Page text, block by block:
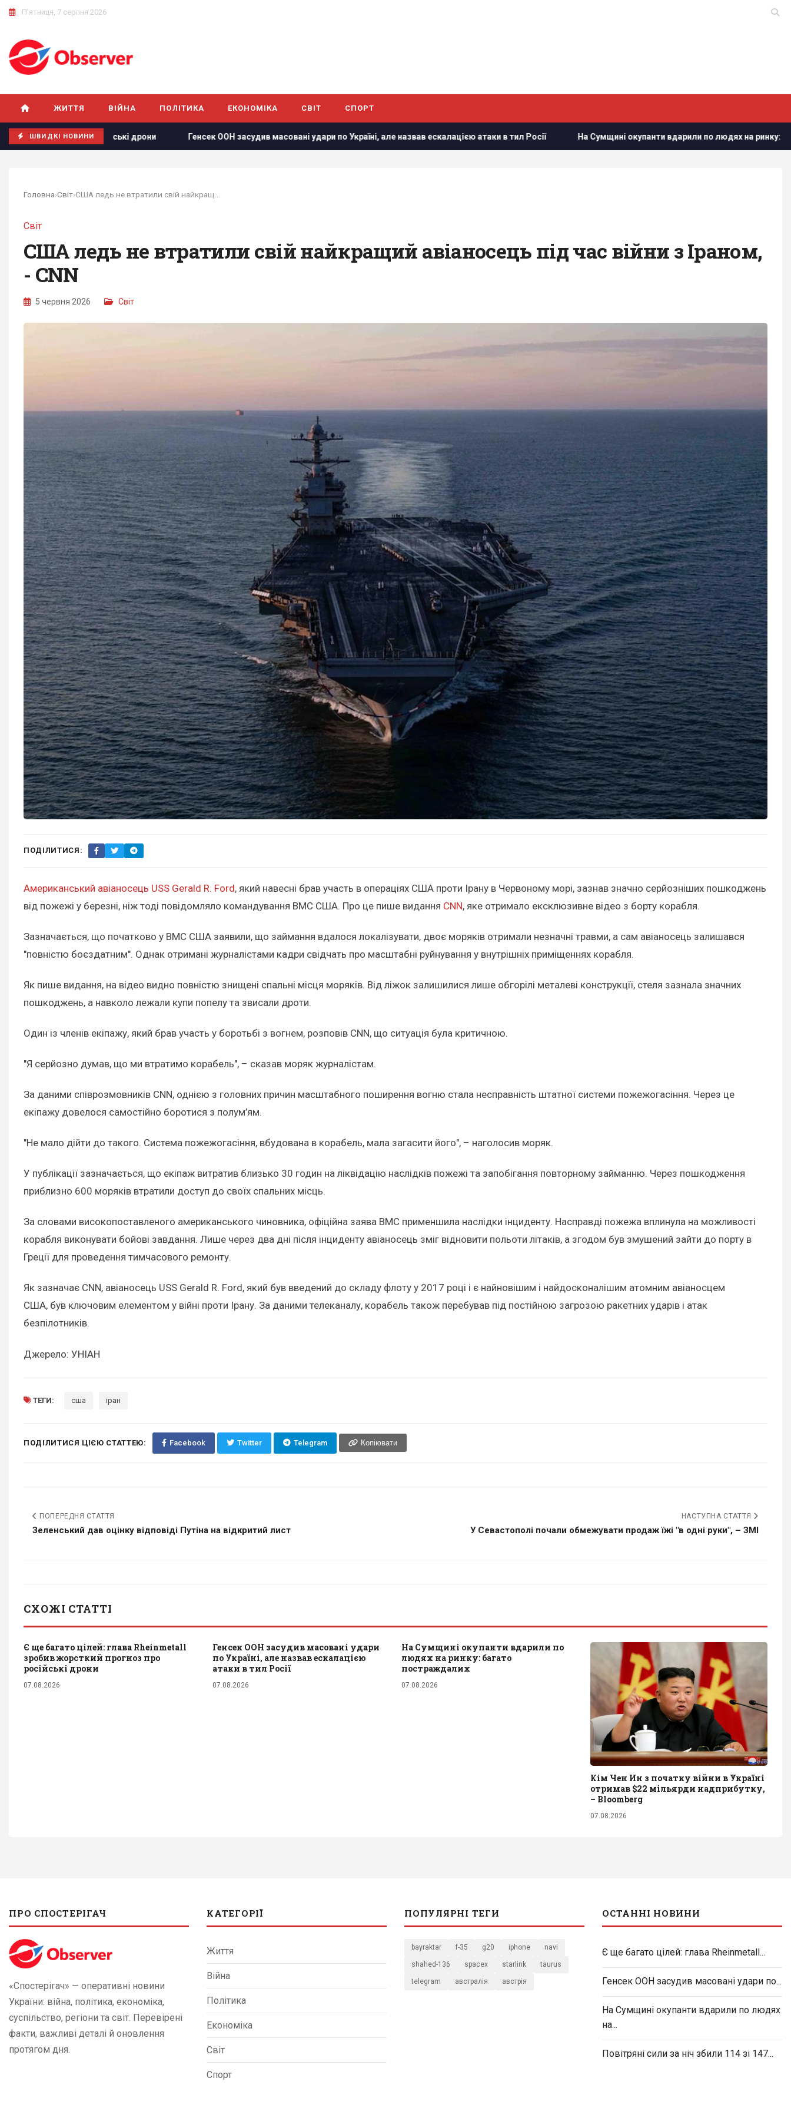
П'ятниця, 7 серпня 2026
ЖИТТЯ ВІЙНА ПОЛІТИКА ЕКОНОМІКА СВІТ СПОРТ
ШВИДКІ НОВИНИ
російські дрони Генсек ООН засудив масовані удари по Україні, але назвав ескалацією атаки в тил Росії На Сумщині окупанти вдарили по людях на ринку: багато постраждалих
Головна›Світ›
Світ
США ледь не втратили свій найкращий авіаносець під час війни з Іраном,
- CNN
5 червня 2026 Світ
ПОДІЛИТИСЯ:
Американський авіаносець USS Gerald R. Ford, який навесні брав участь в операціях США проти Ірану в Червоному морі, зазнав значно серйозніших пошкоджень
від пожежі у березні, ніж тоді повідомляло командування ВМС США. Про це пише видання CNN, яке отримало ексклюзивне відео з борту корабля.
Зазначається, що початково у ВМС США заявили, що займання вдалося локалізувати, двоє моряків отримали незначні травми, а сам авіаносець залишався
"повністю боєздатним". Однак отримані журналістами кадри свідчать про масштабні руйнування у внутрішніх приміщеннях корабля.
Як пише видання, на відео видно повністю знищені спальні місця моряків. Від ліжок залишилися лише обгорілі металеві конструкції, стеля зазнала значних
пошкоджень, а навколо лежали купи попелу та звисали дроти.
Один із членів екіпажу, який брав участь у боротьбі з вогнем, розповів CNN, що ситуація була критичною.
"Я серйозно думав, що ми втратимо корабель", – сказав моряк журналістам.
За даними співрозмовників CNN, однією з головних причин масштабного поширення вогню стала несправність штатної системи пожежогасіння. Через це
екіпажу довелося самостійно боротися з полум’ям.
"Не мало дійти до такого. Система пожежогасіння, вбудована в корабель, мала загасити його", – наголосив моряк.
У публікації зазначається, що екіпаж витратив близько 30 годин на ліквідацію наслідків пожежі та запобігання повторному займанню. Через пошкодження
приблизно 600 моряків втратили доступ до своїх спальних місць.
За словами високопоставленого американського чиновника, офіційна заява ВМС применшила наслідки інциденту. Насправді пожежа вплинула на можливості
корабля виконувати бойові завдання. Лише через два дні після інциденту авіаносець зміг відновити польоти літаків, а згодом був змушений зайти до порту в
Греції для проведення тимчасового ремонту.
Як зазначає CNN, авіаносець USS Gerald R. Ford, який був введений до складу флоту у 2017 році і є найновішим і найдосконалішим атомним авіаносцем
США, був ключовим елементом у війні проти Ірану. За даними телеканалу, корабель також перебував під постійною загрозою ракетних ударів і атак
безпілотників.
Джерело: УНІАН
ТЕГИ: сша іран
ПОДІЛИТИСЯ ЦІЄЮ СТАТТЕЮ: Facebook Twitter Telegram Копіювати
ПОПЕРЕДНЯ СТАТТЯ
Зеленський дав оцінку відповіді Путіна на відкритий лист
НАСТУПНА СТАТТЯ
У Севастополі почали обмежувати продаж їжі "в одні руки", – ЗМІ
СХОЖІ СТАТТІ
Є ще багато цілей: глава Rheinmetall
зробив жорсткий прогноз про
російські дрони
07.08.2026
Генсек ООН засудив масовані удари
по Україні, але назвав ескалацією
атаки в тил Росії
07.08.2026
На Сумщині окупанти вдарили по
людях на ринку: багато
постраждалих
07.08.2026
Кім Чен Ин з початку війни в Україні
отримав $22 мільярди надприбутку,
– Bloomberg
07.08.2026
ПРО СПОСТЕРІГАЧ
«Спостерігач» — оперативні новини
України: війна, політика, економіка,
суспільство, регіони та світ. Перевірені
факти, важливі деталі й оновлення
протягом дня.
КАТЕГОРІЇ
Життя
Війна
Політика
Економіка
Світ
Спорт
ПОПУЛЯРНІ ТЕГИ
bayraktar f-35 g20 iphone navi
shahed-136 spacex starlink taurus
telegram австралія австрія
ОСТАННІ НОВИНИ
Є ще багато цілей: глава Rheinmetall...
Генсек ООН засудив масовані удари по...
На Сумщині окупанти вдарили по людях
на...
Повітряні сили за ніч збили 114 зі 147...